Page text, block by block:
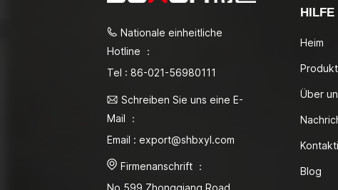
Nationale einheitliche
Hotline ：
Tel : 86-021-56980111
Schreiben Sie uns eine E-
Mail ：
Email : export@shbxyl.com
Firmenanschrift ：
HILFE
Heim
Über
Blog